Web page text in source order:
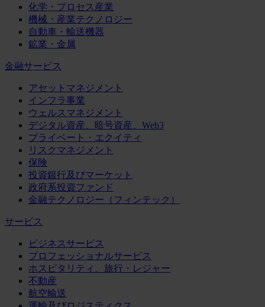
化学・プロセス産業
機械・産業テクノロジー
自動車・輸送機器
鉱業・金属
金融サービス
アセットマネジメント
インフラ事業
ウェルスマネジメント
デジタル資産、暗号資産、Web3
プライベート・エクイティ
リスクマネジメント
保険
投資銀行及びマーケット
政府系投資ファンド
金融テクノロジー（フィンテック）
サービス
ビジネスサービス
プロフェッショナルサービス
ホスピタリティ、旅行・レジャー
不動産
航空輸送